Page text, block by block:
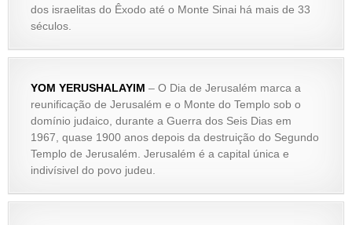
dos israelitas do Êxodo até o Monte Sinai há mais de 33
séculos.
YOM YERUSHALAYIM – O Dia de Jerusalém marca a
reunificação de Jerusalém e o Monte do Templo sob o
domínio judaico, durante a Guerra dos Seis Dias em
1967, quase 1900 anos depois da destruição do Segundo
Templo de Jerusalém. Jerusalém é a capital única e
indivísivel do povo judeu.